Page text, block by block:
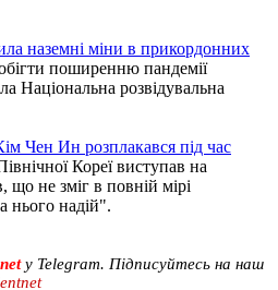
наземні міни в прикордонних
поширенню пандемії
Національна розвідувальна
Чен Ин розплакався під час
Кореї виступав на
що не зміг в повній мірі
нього надій".
у Telegram. Підписуйтесь на наш